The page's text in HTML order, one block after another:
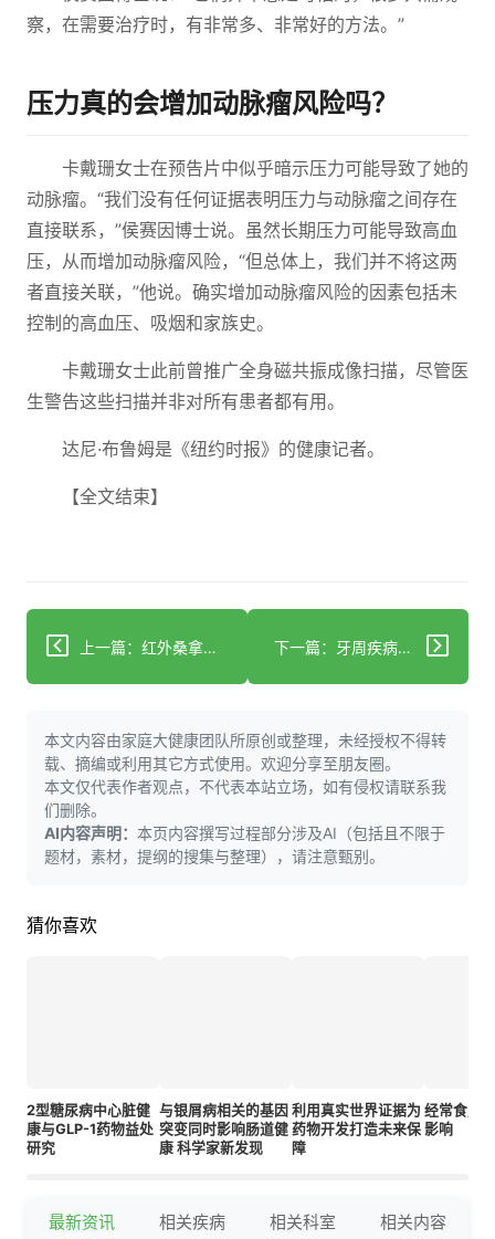
察，在需要治疗时，有非常多、非常好的方法。”
压力真的会增加动脉瘤风险吗？
卡戴珊女士在预告片中似乎暗示压力可能导致了她的
动脉瘤。“我们没有任何证据表明压力与动脉瘤之间存在
直接联系，”侯赛因博士说。虽然长期压力可能导致高血
压，从而增加动脉瘤风险，“但总体上，我们并不将这两
者直接关联，”他说。确实增加动脉瘤风险的因素包括未
控制的高血压、吸烟和家族史。
卡戴珊女士此前曾推广全身磁共振成像扫描，尽管医
生警告这些扫描并非对所有患者都有用。
达尼·布鲁姆是《纽约时报》的健康记者。
【全文结束】
上一篇：红外桑拿与传统桑拿：哪个实际上更适合你 下一篇：牙周疾病与大脑健康风险密切相关
本文内容由家庭大健康团队所原创或整理，未经授权不得转
载、摘编或利用其它方式使用。欢迎分享至朋友圈。
本文仅代表作者观点，不代表本站立场，如有侵权请联系我
们删除。
AI内容声明： 本页内容撰写过程部分涉及AI（包括且不限于
题材，素材，提纲的搜集与整理），请注意甄别。
猜你喜欢
2型糖尿病中心脏健
康与GLP-1药物益处
研究
与银屑病相关的基因
突变同时影响肠道健
康 科学家新发现
利用真实世界证据为
药物开发打造未来保
障
经常食用
影响
最新资讯 相关疾病 相关科室 相关内容